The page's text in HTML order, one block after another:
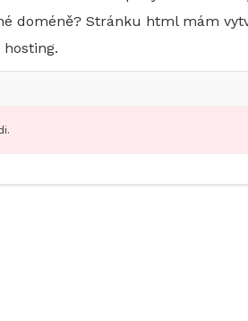
doméně? Stránku html mám